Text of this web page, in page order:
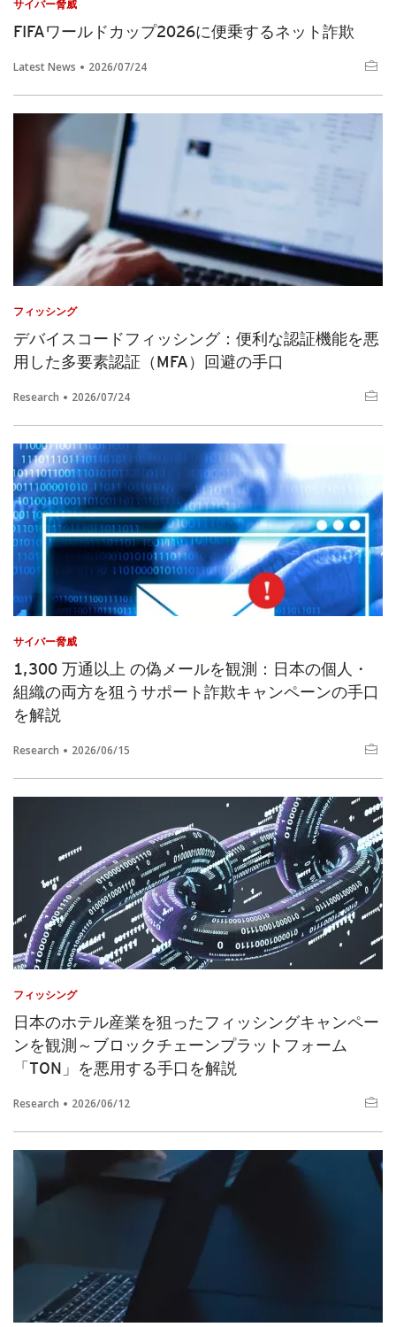
サイバー脅威
FIFAワールドカップ2026に便乗するネット詐欺
Latest News 2026/07/24
フィッシング
デバイスコードフィッシング：便利な認証機能を悪
用した多要素認証（MFA）回避の手口
Research 2026/07/24
サイバー脅威
1,300 万通以上 の偽メールを観測：日本の個人・
組織の両方を狙うサポート詐欺キャンペーンの手口
を解説
Research 2026/06/15
フィッシング
日本のホテル産業を狙ったフィッシングキャンペー
ンを観測～ブロックチェーンプラットフォーム
「TON」を悪用する手口を解説
Research 2026/06/12